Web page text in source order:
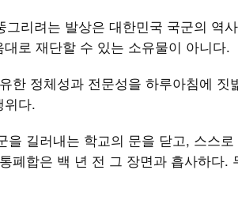
그리려는 발상은 대한민국 국군의 역
로 재단할 수 있는 소유물이 아니다.
한 정체성과 전문성을 하루아침에 짓
위다.
길러내는 학교의 문을 닫고, 스스
폐합은 백 년 전 그 장면과 흡사하다.